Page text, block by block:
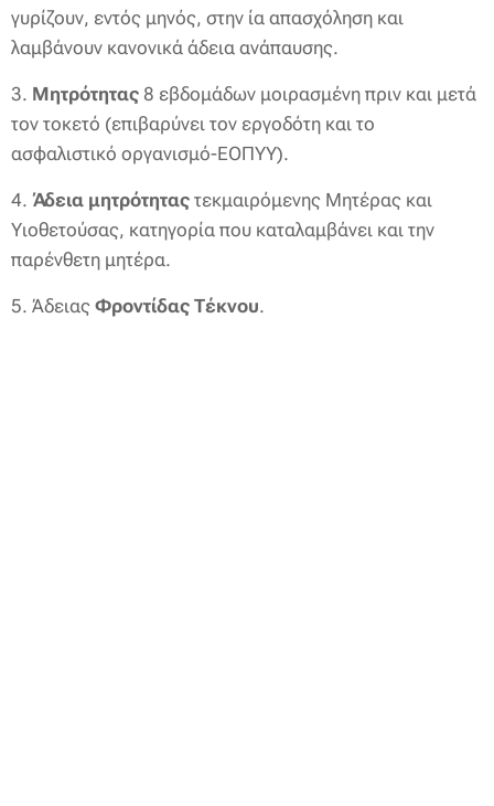
γυρίζουν, εντός μηνός, στην ία απασχόληση και
λαμβάνουν κανονικά άδεια ανάπαυσης.
3. Μητρότητας 8 εβδομάδων μοιρασμένη πριν και μετά
τον τοκετό (επιβαρύνει τον εργοδότη και το
ασφαλιστικό οργανισμό-ΕΟΠΥΥ).
4. Άδεια μητρότητας τεκμαιρόμενης Μητέρας και
Υιοθετούσας, κατηγορία που καταλαμβάνει και την
παρένθετη μητέρα.
5. Άδειας Φροντίδας Τέκνου.